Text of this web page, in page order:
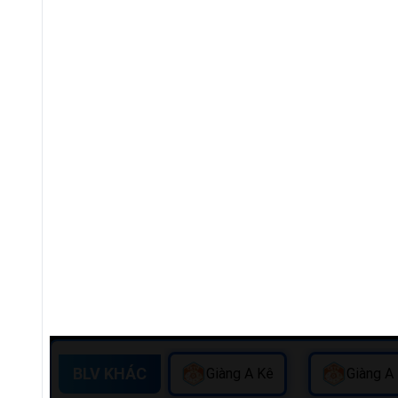
BLV KHÁC Giàng A Kê Giàng